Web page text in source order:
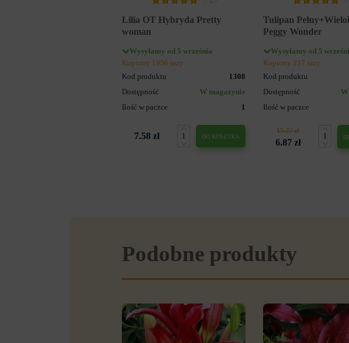
Lilia OT Hybryda Pretty
woman
Wysyłamy od 5 września
Kupiony 1956 razy
Kod produktu
1308
Dostępność
W magazynie
Ilość w paczce
1
7.58 zł DO KOSZYKA
Tulipan
Peggy Wonder
Wysyłamy od 5
Kupiony 217 razy
Kod produktu
Dostępność
Ilość w paczce
15.27 zł
6.87 zł
Podobne produkty